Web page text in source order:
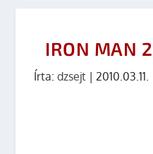
IRON MAN
Írta: dzsejt| 2010.03.11.